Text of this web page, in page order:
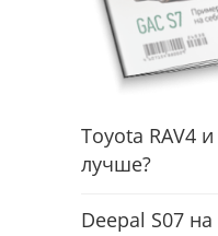
Toyota RAV4
лучше?
Deepal S07